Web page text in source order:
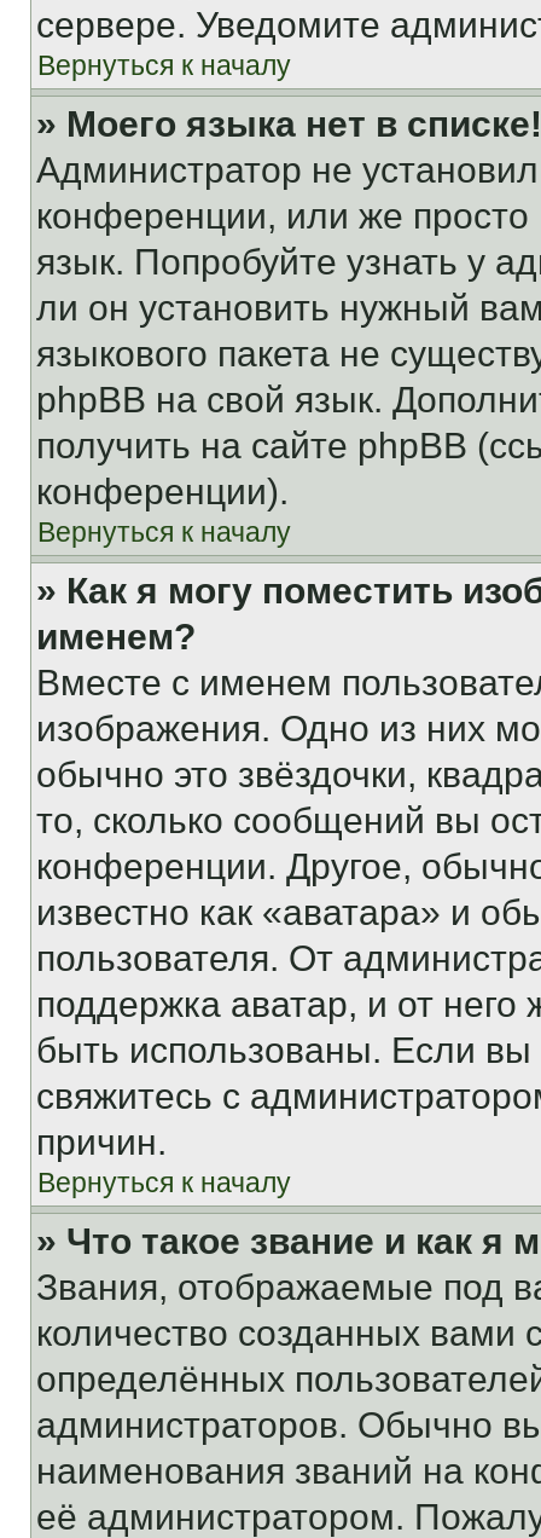
сервере. Уведомите
Вернуться к началу
» Моего языка нет в списке!
Администратор не
конференции, или же
язык. Попробуйте узнать у
ли он установить нужный
языкового пакета не
phpBB на свой язык.
получить на сайте phpBB
конференции).
Вернуться к началу
» Как я могу поместить
именем?
Вместе с именем
изображения. Одно из них
обычно это звёздочки,
то, сколько сообщений вы
конференции. Другое,
известно как «аватара» и
пользователя. От
поддержка аватар, и от него
быть использованы. Если
свяжитесь с
причин.
Вернуться к началу
» Что такое звание и как я
Звания, отображаемые под
количество созданных
определённых
администраторов. Обычно
наименования званий на
её администратором.